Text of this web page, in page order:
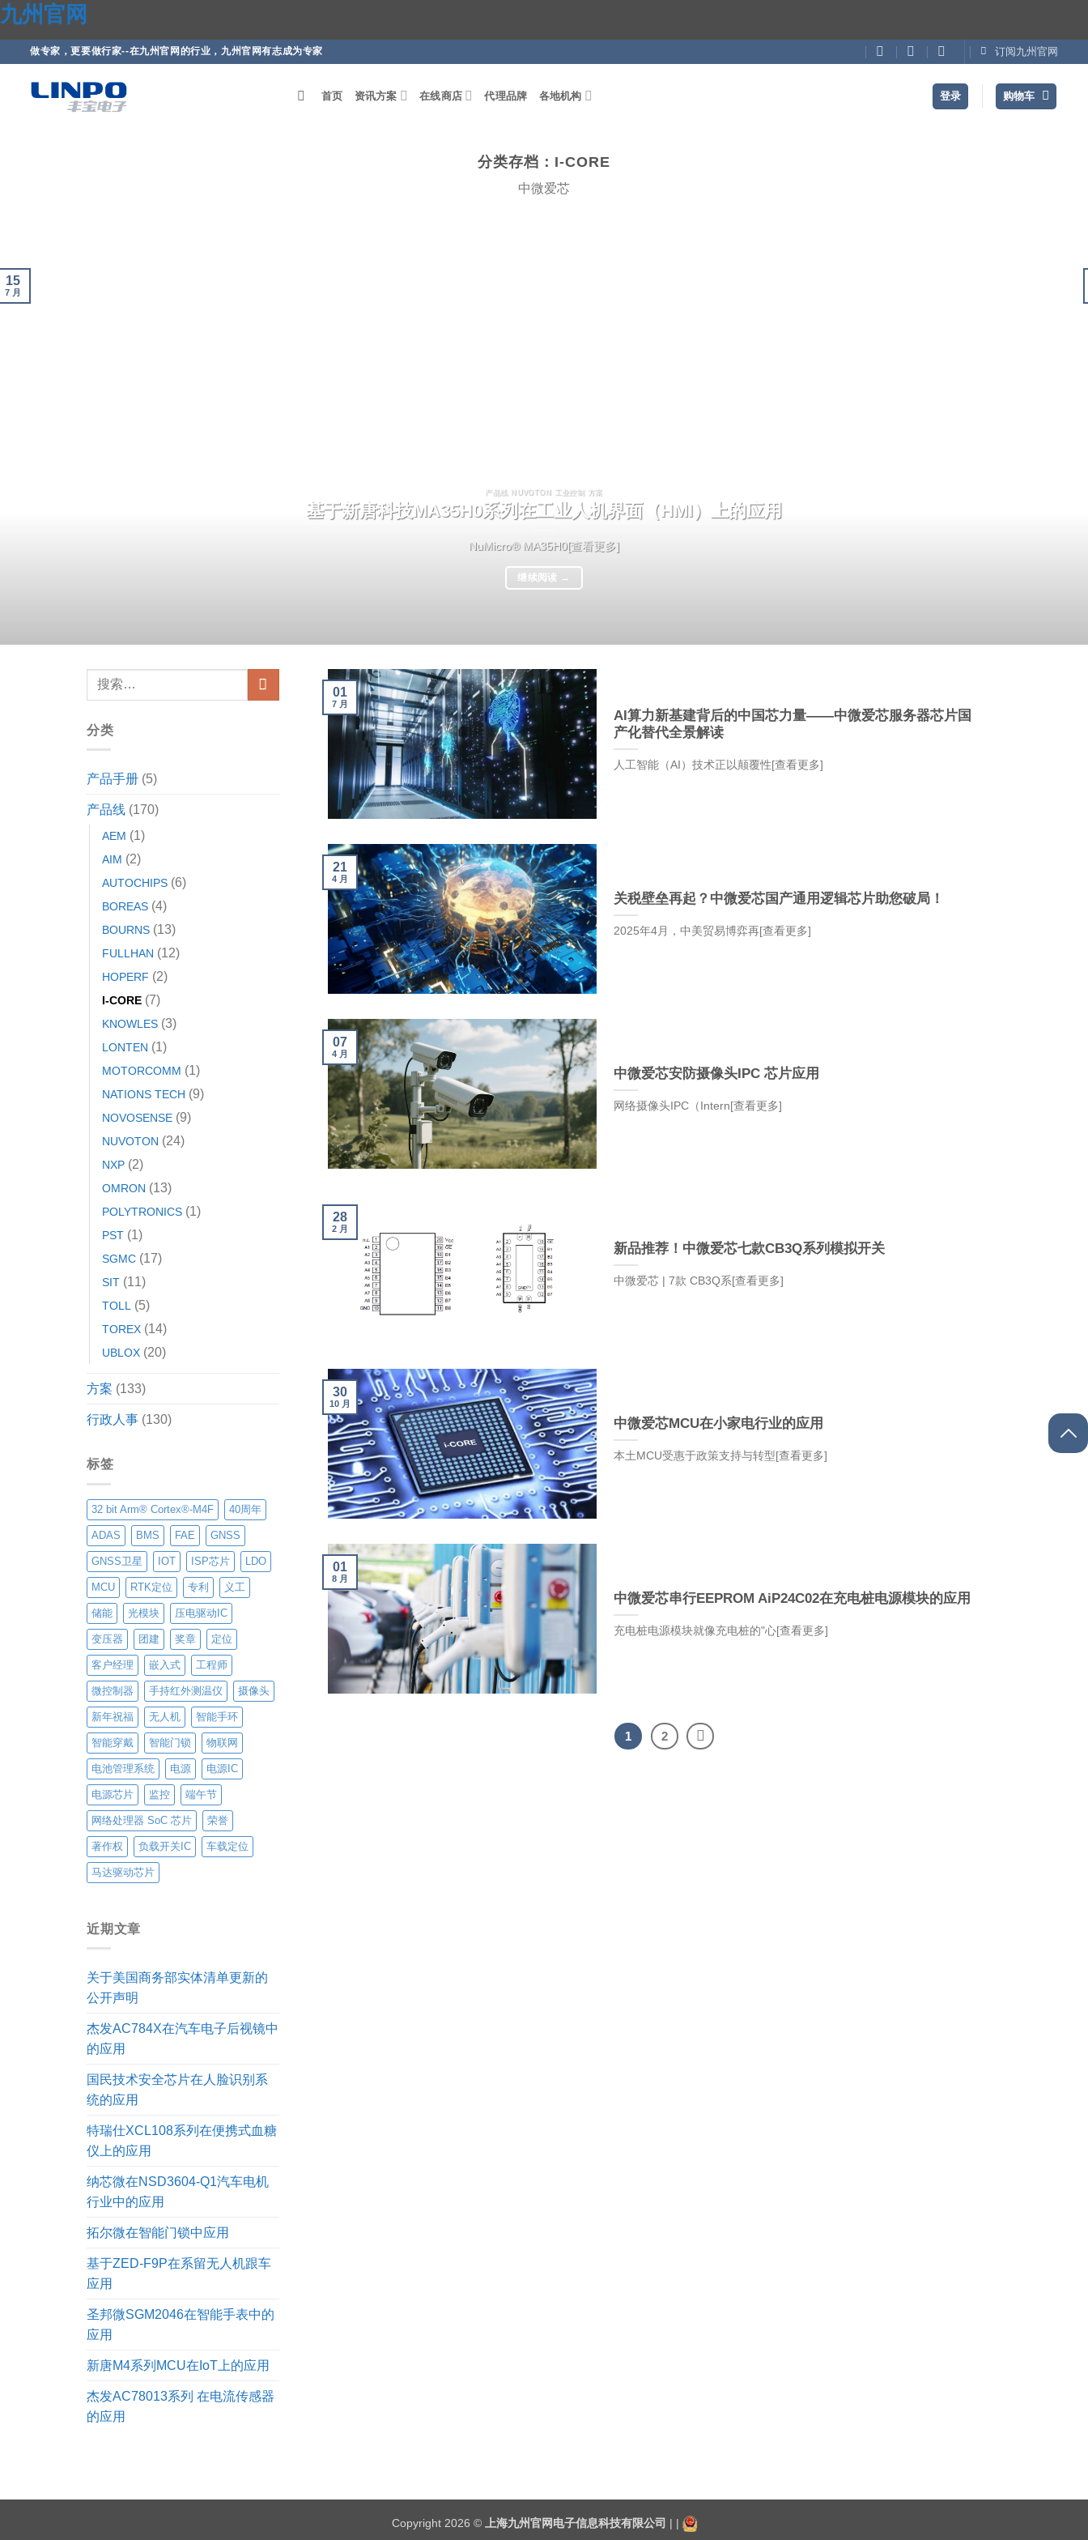
九州官网
做专家，更要做行家--在九州官网的行业，九州官网有志成为专家 订阅九州官网
首页 资讯方案 在线商店 代理品牌 各地机构 登录 购物车
分类存档： I-CORE
中微爱芯
产品线 NUVOTON 工业控制 方案
基于新唐科技MA35H0系列在工业人机界面（HMI）上的应用
NuMicro® MA35H0[查看更多]
继续阅读 →
15
7 月
分类
产品手册 (5)
产品线 (170)
AEM (1)
AIM (2)
AUTOCHIPS (6)
BOREAS (4)
BOURNS (13)
FULLHAN (12)
HOPERF (2)
I-CORE (7)
KNOWLES (3)
LONTEN (1)
MOTORCOMM (1)
NATIONS TECH (9)
NOVOSENSE (9)
NUVOTON (24)
NXP (2)
OMRON (13)
POLYTRONICS (1)
PST (1)
SGMC (17)
SIT (11)
TOLL (5)
TOREX (14)
UBLOX (20)
方案 (133)
行政人事 (130)
标签
32 bit Arm® Cortex®-M4F 40周年
ADAS BMS FAE GNSS
GNSS卫星 IOT ISP芯片 LDO
MCU RTK定位 专利 义工
储能 光模块 压电驱动IC
变压器 团建 奖章 定位
客户经理 嵌入式 工程师
微控制器 手持红外测温仪 摄像头
新年祝福 无人机 智能手环
智能穿戴 智能门锁 物联网
电池管理系统 电源 电源IC
电源芯片 监控 端午节
网络处理器 SoC 芯片 荣誉
著作权 负载开关IC 车载定位
马达驱动芯片
近期文章
关于美国商务部实体清单更新的
公开声明
杰发AC784X在汽车电子后视镜中
的应用
国民技术安全芯片在人脸识别系
统的应用
特瑞仕XCL108系列在便携式血糖
仪上的应用
纳芯微在NSD3604-Q1汽车电机
行业中的应用
拓尔微在智能门锁中应用
基于ZED-F9P在系留无人机跟车
应用
圣邦微SGM2046在智能手表中的
应用
新唐M4系列MCU在IoT上的应用
杰发AC78013系列 在电流传感器
的应用
AI算力新基建背后的中国芯力量——中微爱芯服务器芯片国
产化替代全景解读
人工智能（AI）技术正以颠覆性[查看更多]
01
7 月
关税壁垒再起？中微爱芯国产通用逻辑芯片助您破局！
2025年4月，中美贸易博弈再[查看更多]
21
4 月
中微爱芯安防摄像头IPC 芯片应用
网络摄像头IPC（Intern[查看更多]
07
4 月
新品推荐！中微爱芯七款CB3Q系列模拟开关
中微爱芯 | 7款 CB3Q系[查看更多]
28
2 月
中微爱芯MCU在小家电行业的应用
本土MCU受惠于政策支持与转型[查看更多]
30
10 月
中微爱芯串行EEPROM AiP24C02在充电桩电源模块的应用
充电桩电源模块就像充电桩的"心[查看更多]
01
8 月
1 2
Copyright 2026 © 上海九州官网电子信息科技有限公司 | |